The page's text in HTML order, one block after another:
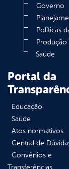
Governo
Políticas
Saúde
Portal da
Educação
Saúde
Atos normativos
Central de
Convênios e
Transferências